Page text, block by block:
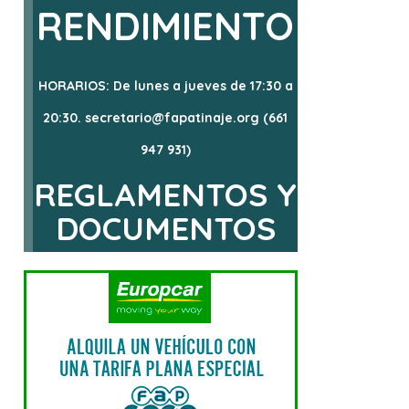
RENDIMIENTO
HORARIOS: De lunes a jueves de 17:30 a
20:30. secretario@fapatinaje.org (661
947 931)
REGLAMENTOS Y
DOCUMENTOS